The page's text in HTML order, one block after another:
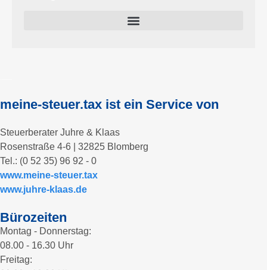
meine-steuer.tax ist ein Service von
Steuerberater Juhre & Klaas
Rosenstraße 4-6 | 32825 Blomberg
Tel.: (0 52 35) 96 92 - 0
www.meine-steuer.tax
www.juhre-klaas.de
Bürozeiten
Montag - Donnerstag:
08.00 - 16.30 Uhr
Freitag: